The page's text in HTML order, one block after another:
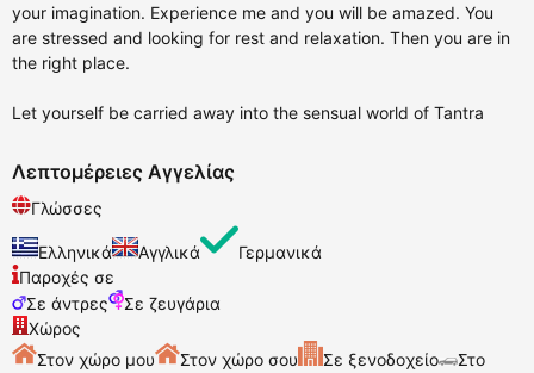
your imagination. Experience me and you will be amazed. You
are stressed and looking for rest and relaxation. Then you are in
the right place.
Let yourself be carried away into the sensual world of Tantra
Λεπτομέρειες Αγγελίας
Γλώσσες
Ελληνικά Αγγλικά
Γερμανικά
Παροχές σε
Σε άντρες
Σε ζευγάρια
Χώρος
Στον χώρο μου
Στον χώρο σου Σε ξενοδοχείο
Στο